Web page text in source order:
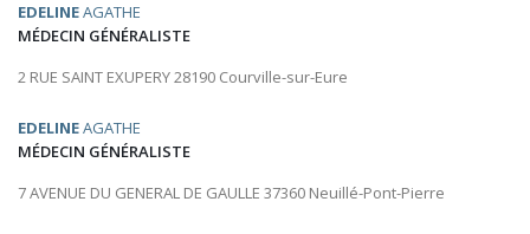
EDELINEAGATHE
MÉDECIN GÉNÉRALISTE
2 RUE SAINT EXUPERY 28190 Courville-sur-Eure
EDELINEAGATHE
MÉDECIN GÉNÉRALISTE
7 AVENUE DU GENERAL DE GAULLE 37360 Neuillé-Pont-Pierre